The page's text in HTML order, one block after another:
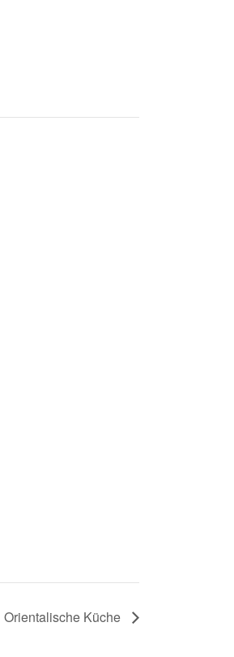
Orientalische Küche